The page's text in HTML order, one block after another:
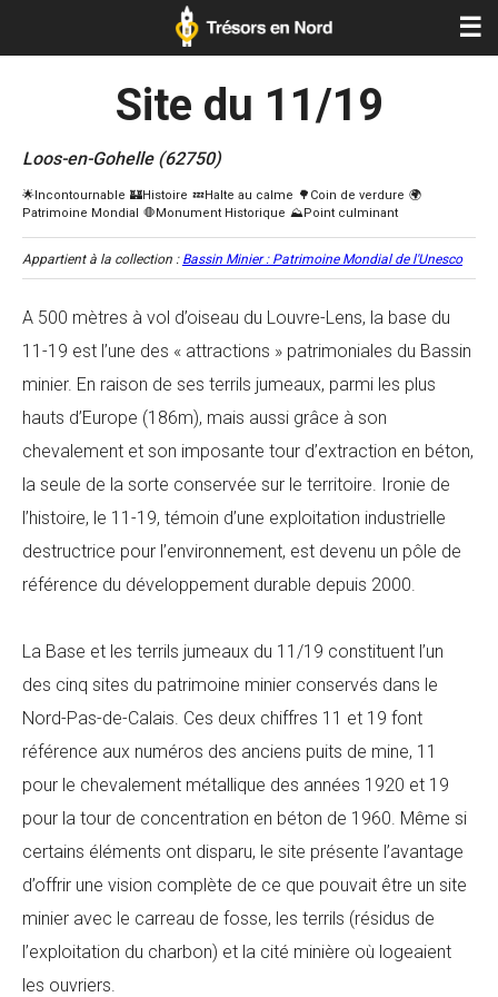
☰
Site du 11/19
Loos-en-Gohelle (62750)
Appartient à la collection : Bassin Minier : Patrimoine Mondial de l'Unesco
A 500 mètres à vol d’oiseau du Louvre-Lens, la base du
11-19 est l’une des « attractions » patrimoniales du Bassin
minier. En raison de ses terrils jumeaux, parmi les plus
hauts d’Europe (186m), mais aussi grâce à son
chevalement et son imposante tour d’extraction en béton,
la seule de la sorte conservée sur le territoire. Ironie de
l’histoire, le 11-19, témoin d’une exploitation industrielle
destructrice pour l’environnement, est devenu un pôle de
référence du développement durable depuis 2000.
La Base et les terrils jumeaux du 11/19 constituent l’un
des cinq sites du patrimoine minier conservés dans le
Nord-Pas-de-Calais. Ces deux chiffres 11 et 19 font
référence aux numéros des anciens puits de mine, 11
pour le chevalement métallique des années 1920 et 19
pour la tour de concentration en béton de 1960. Même si
certains éléments ont disparu, le site présente l’avantage
d’offrir une vision complète de ce que pouvait être un site
minier avec le carreau de fosse, les terrils (résidus de
l’exploitation du charbon) et la cité minière où logeaient
les ouvriers.